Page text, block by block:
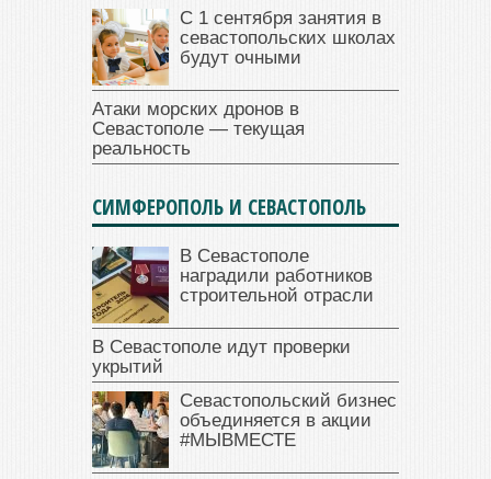
С 1 сентября занятия в
севастопольских школах
будут очными
Атаки морских дронов в
Севастополе — текущая
реальность
СИМФЕРОПОЛЬ И СЕВАСТОПОЛЬ
В Севастополе
наградили работников
строительной отрасли
В Севастополе идут проверки
укрытий
Севастопольский бизнес
объединяется в акции
#МЫВМЕСТЕ